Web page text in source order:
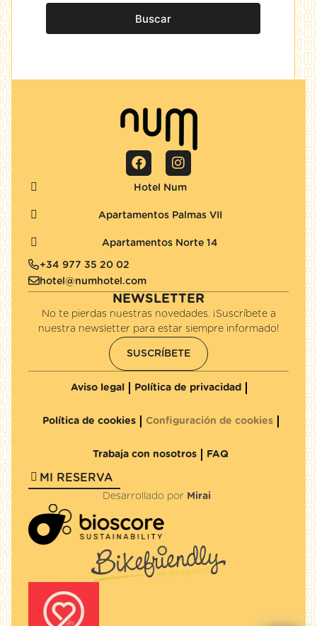
Buscar
Hotel Num
Apartamentos Palmas VII
Apartamentos Norte 14
+34 977 35 20 02
hotel@numhotel.com
NEWSLETTER
No te pierdas nuestras novedades. ¡Suscríbete a
nuestra newsletter para estar siempre informado!
SUSCRÍBETE
Aviso legal Política de privacidad
Política de cookies Configuración de cookies
Trabaja con nosotros FAQ
MI RESERVA
Desarrollado por Mirai